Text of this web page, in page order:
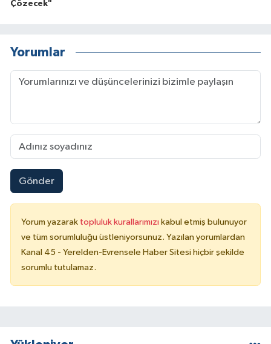
Çözecek"
Yorumlar
Gönder
Yorum yazarak topluluk kurallarımızı kabul etmiş bulunuyor
ve tüm sorumluluğu üstleniyorsunuz. Yazılan yorumlardan
Kanal 45 - Yerelden-Evrensele Haber Sitesi hiçbir şekilde
sorumlu tutulamaz.